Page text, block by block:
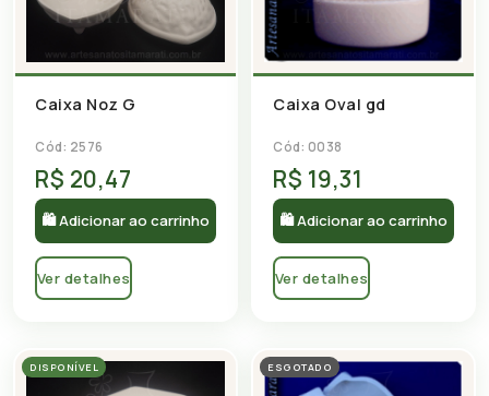
Caixa Noz G
Cód: 2576
R$ 20,47
🛍 Adicionar ao carrinho
Ver detalhes
Caixa Oval gd
Cód: 0038
R$ 19,31
🛍 Adicionar ao carrinho
Ver detalhes
DISPONÍVEL ESGOTADO